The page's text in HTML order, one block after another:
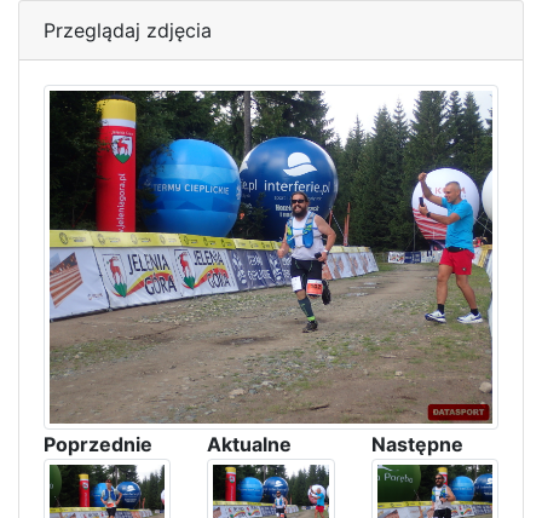
Przeglądaj zdjęcia
Poprzednie Aktualne Następne